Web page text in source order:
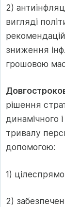
2)
вигляді
зниження
грошовою
рішення
динамічного
тривалу
допомогою:
1)
2)